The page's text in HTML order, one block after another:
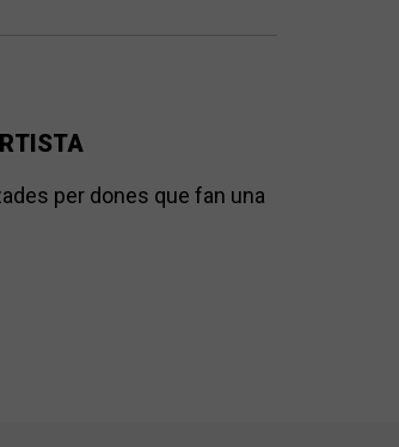
per dones que fan una